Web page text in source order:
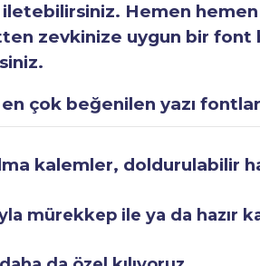
iletebilirsiniz. Hemen
zevkinize uygun bir font
çok beğenilen yazı
kalemler, doldurulabilir
mürekkep ile ya da hazır